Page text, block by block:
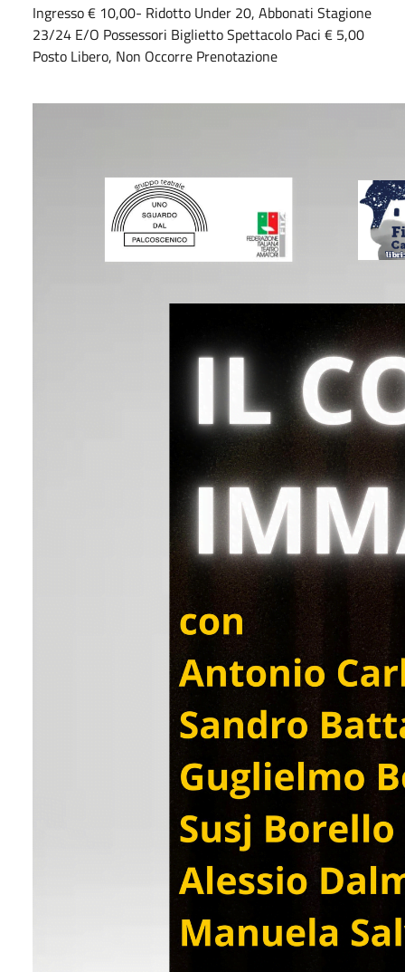
Ingresso € 10,00- Ridotto Under 20, Abbonati Stagione
23/24 E/O Possessori Biglietto Spettacolo Paci € 5,00
Posto Libero, Non Occorre Prenotazione